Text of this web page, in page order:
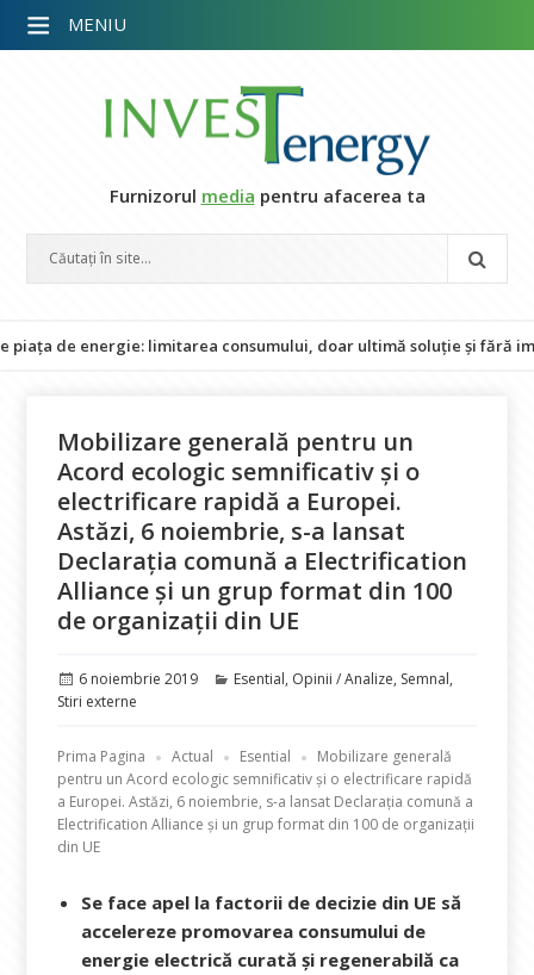
Furnizorul media pentru afacerea ta
limitarea consumului, doar ultimă soluție și fără impact
Mobilizare generală pentru un
Acord ecologic semnificativ și o
electrificare rapidă a Europei.
Astăzi, 6 noiembrie, s-a lansat
Declarația comună a Electrification
Alliance și un grup format din 100
de organizații din UE
Publicat
pe
6 noiembrie 2019 Categorii
Esential, Opinii / Analize, Semnal,
Stiri externe
Prima Pagina Actual Esential
Mobilizare generală
pentru un Acord ecologic semnificativ și o electrificare rapidă
a Europei. Astăzi, 6 noiembrie, s-a lansat Declarația comună a
Electrification Alliance și un grup format din 100 de organizații
din UE
Se face apel la factorii de decizie din UE să
accelereze promovarea consumului de
energie electrică curată și regenerabilă ca
MENIU